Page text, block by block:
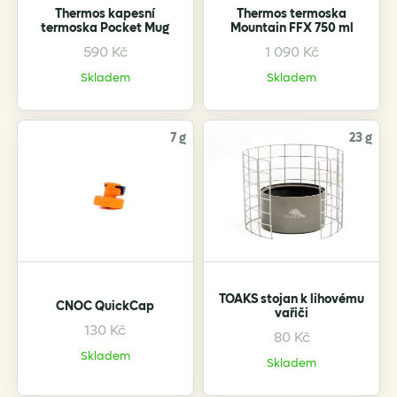
product
page
product
page
Thermos kapesní
termoska Pocket Mug
590 Kč
Skladem
This
product
multiple
options
may
on
product
page
Thermos termoska
Mountain FFX 750 ml
1 090 Kč
Skladem
This
product
multiple
variants.
The
options
may
be
chosen
on
product
page
7 g
CNOC QuickCap
130 Kč
Skladem
This
product
23 g
TOAKS stojan k lihovému
vařiči
80 Kč
Skladem